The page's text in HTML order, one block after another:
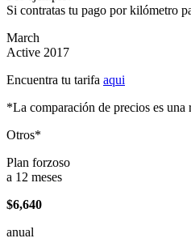
Si contratas tu pago por kilómetro
March
Active 2017
Encuentra tu tarifa aqui
*La comparación de precios es una
Otros*
Plan forzoso
a 12 meses
$6,640
anual